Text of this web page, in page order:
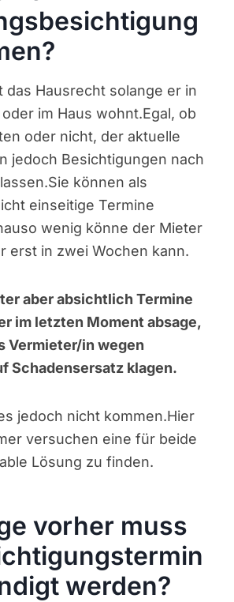
das Hausrecht solange er in
im Haus wohnt.Egal, ob
oder nicht, der aktuelle
jedoch Besichtigungen nach
können als
einseitige Termine
wenig könne der Mieter
erst in zwei Wochen kann.
aber absichtlich Termine
im letzten Moment absage,
Vermieter/in wegen
Schadensersatz klagen.
jedoch nicht kommen.Hier
versuchen eine für beide
Lösung zu finden.
vorher muss
werden?